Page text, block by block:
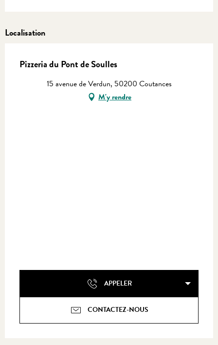
Localisation
Pizzeria du Pont de Soulles
15 avenue de Verdun, 50200 Coutances
M'y rendre
APPELER
CONTACTEZ-NOUS